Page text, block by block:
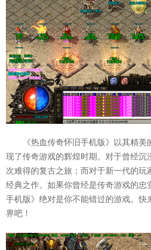
《热血传奇怀旧手机版》以其精
现了传奇游戏的辉煌时期。对于曾经沉
次难得的复古之旅；而对于新一代的玩
经典之作。如果你曾经是传奇游戏的忠
手机版》绝对是你不能错过的游戏。快
界吧！